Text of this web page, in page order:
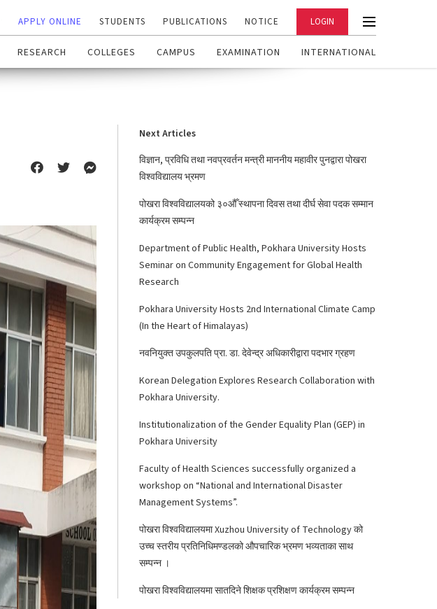
APPLY ONLINE STUDENTS PUBLICATIONS NOTICE LOGIN
RESEARCH COLLEGES CAMPUS EXAMINATION INTERNATIONAL
Next Articles
विज्ञान, प्रविधि तथा नवप्रवर्तन मन्त्री माननीय महावीर पुनद्वारा पोखरा
विश्वविद्यालय भ्रमण
पोखरा विश्वविद्यालयको ३०औँ स्थापना दिवस तथा दीर्घ सेवा पदक सम्मान
कार्यक्रम सम्पन्न
Department of Public Health, Pokhara University Hosts
Seminar on Community Engagement for Global Health
Research
Pokhara University Hosts 2nd International Climate Camp
(In the Heart of Himalayas)
नवनियुक्त उपकुलपति प्रा. डा. देवेन्द्र अधिकारीद्वारा पदभार ग्रहण
Korean Delegation Explores Research Collaboration with
Pokhara University.
Institutionalization of the Gender Equality Plan (GEP) in
Pokhara University
Faculty of Health Sciences successfully organized a
workshop on “National and International Disaster
Management Systems”.
पोखरा विश्वविद्यालयमा Xuzhou University of Technology को
उच्च स्तरीय प्रतिनिधिमण्डलको औपचारिक भ्रमण भव्यताका साथ
सम्पन्न ।
पोखरा विश्वविद्यालयमा सातदिने शिक्षक प्रशिक्षण कार्यक्रम सम्पन्न